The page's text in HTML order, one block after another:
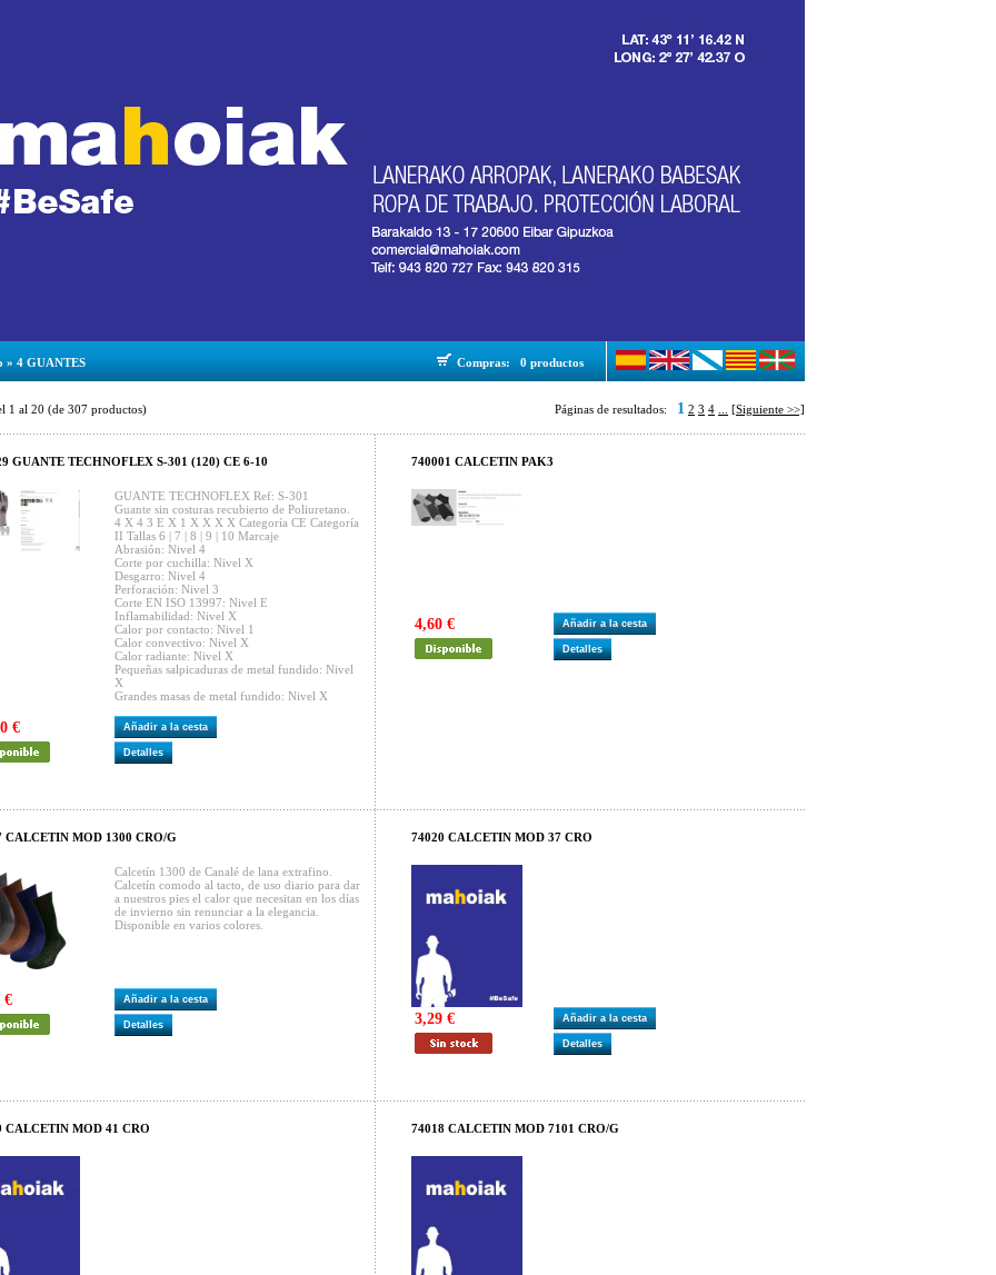
» 4 GUANTES Compras: 0 productos
1 al 20 (de 307 productos) Páginas de resultados: 1 2 3 4 [Siguiente >>]
GUANTE TECHNOFLEX S-301 (120) CE 6-10
GUANTE TECHNOFLEX Ref: S-301
Guante sin costuras recubierto de Poliuretano.
4 X 4 3 E X 1 X X X X Categoría CE Categoría
II Tallas 6 | 7 | 8 | 9 | 10 Marcaje
Abrasión: Nivel 4
Corte por cuchilla: Nivel X
Desgarro: Nivel 4
Perforación: Nivel 3
Corte EN ISO 13997: Nivel E
Inflamabilidad: Nivel X
Calor por contacto: Nivel 1
Calor convectivo: Nivel X
Calor radiante: Nivel X
Pequeñas salpicaduras de metal fundido: Nivel
X
Grandes masas de metal fundido: Nivel X
€ Añadir a la cesta
Detalles
740001 CALCETIN PAK3
4,60 € Añadir a la cesta
Detalles
CALCETIN MOD 1300 CRO/G
Calcetín 1300 de Canalé de lana extrafino.
Calcetín comodo al tacto, de uso diario para dar
a nuestros pies el calor que necesitan en los días
de invierno sin renunciar a la elegancia.
Disponible en varios colores.
€ Añadir a la cesta
Detalles
74020 CALCETIN MOD 37 CRO
3,29 € Añadir a la cesta
Detalles
CALCETIN MOD 41 CRO 74018 CALCETIN MOD 7101 CRO/G